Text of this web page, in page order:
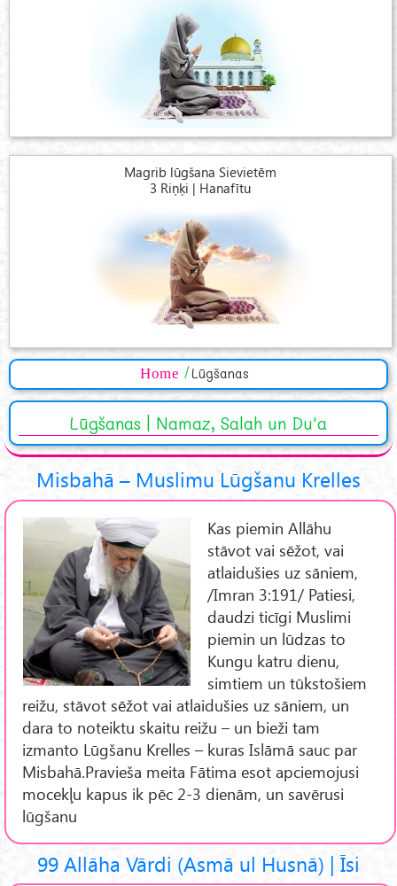
Magrib lūgšana Sievietēm
3 Riņķi | Hanafītu
Home Lūgšanas
Lūgšanas | Namaz, Salah un Du'a
Misbahā – Muslimu Lūgšanu Krelles
Kas piemin Allāhu
stāvot vai sēžot, vai
atlaidušies uz sāniem,
/Imran 3:191/ Patiesi,
daudzi ticīgi Muslimi
piemin un lūdzas to
Kungu katru dienu,
simtiem un tūkstošiem
reižu, stāvot sēžot vai atlaidušies uz sāniem, un
dara to noteiktu skaitu reižu – un bieži tam
izmanto Lūgšanu Krelles – kuras Islāmā sauc par
Misbahā.Pravieša meita Fātima esot apciemojusi
mocekļu kapus ik pēc 2-3 dienām, un savērusi
lūgšanu
99 Allāha Vārdi (Asmā ul Husnā) | Īsi